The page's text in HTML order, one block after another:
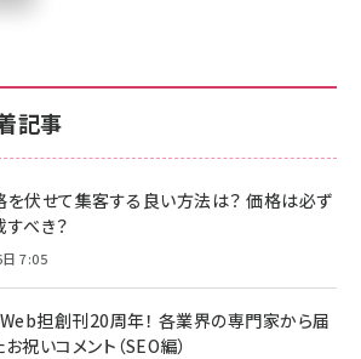
z世代 (1622)
meo (1275)
記事
を伏せて集客する良い方法は？ 価格は必ず
すべき？
7:05
Web担創刊20周年！ 各業界の専門家から届
祝いコメント（SEO編）